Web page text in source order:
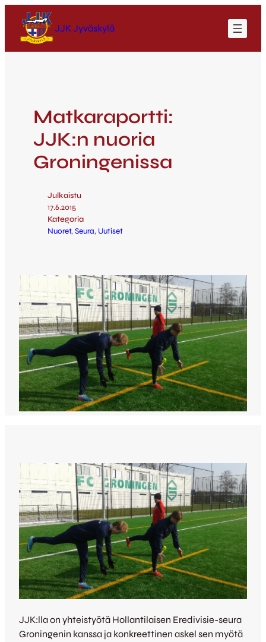
JJK Jyväskylä
Matkaraportti:
JJK:n nuoria
Groningenissa
Julkaistu
17.6.2015
Kategoria
Nuoret, Seura, Uutiset
JJK:lla on yhteistyötä Hollantilaisen Eredivisie-seura
Groningenin kanssa ja konkreettinen askel sen myötä